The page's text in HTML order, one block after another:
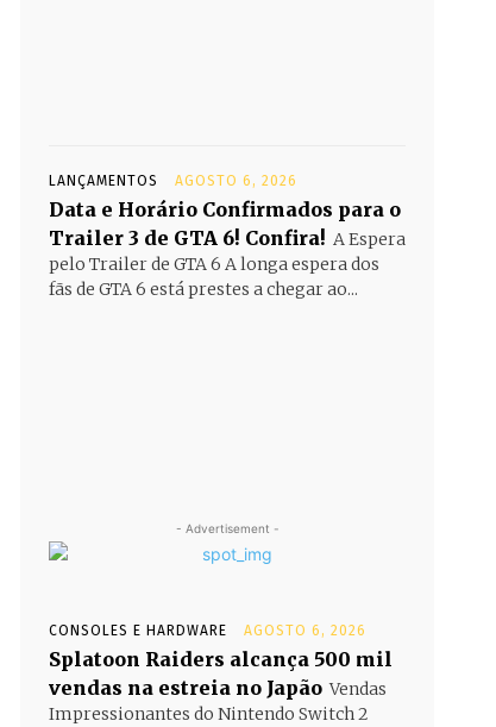
LANÇAMENTOS AGOSTO 6, 2026
Data e Horário Confirmados para o
Trailer 3 de GTA 6! Confira! A Espera
pelo Trailer de GTA 6 A longa espera dos
fãs de GTA 6 está prestes a chegar ao...
- Advertisement -
CONSOLES E HARDWARE AGOSTO 6, 2026
Splatoon Raiders alcança 500 mil
vendas na estreia no Japão Vendas
Impressionantes do Nintendo Switch 2